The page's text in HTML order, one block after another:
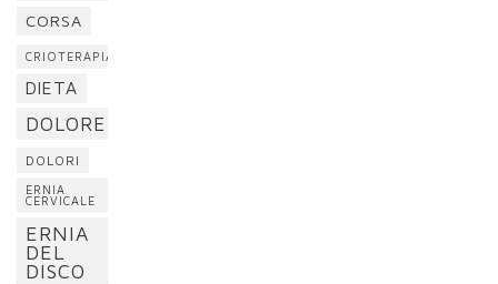
CORSA
CRIOTERAPIA
DIETA
DOLORE
DOLORI
ERNIA
CERVICALE
ERNIA
DEL
DISCO